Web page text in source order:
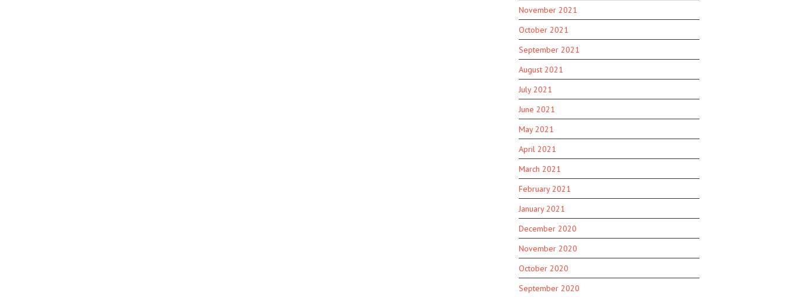
November 2021
October 2021
September 2021
August 2021
July 2021
June 2021
May 2021
April 2021
March 2021
February 2021
January 2021
December 2020
November 2020
October 2020
September 2020